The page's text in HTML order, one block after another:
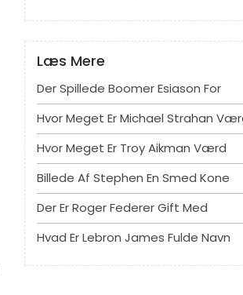
Læs Mere
Der Spillede Boomer Esiason For
Hvor Meget Er Michael Strahan
Hvor Meget Er Troy Aikman Værd
Billede Af Stephen En Smed Kone
Der Er Roger Federer Gift Med
Hvad Er Lebron James Fulde Navn